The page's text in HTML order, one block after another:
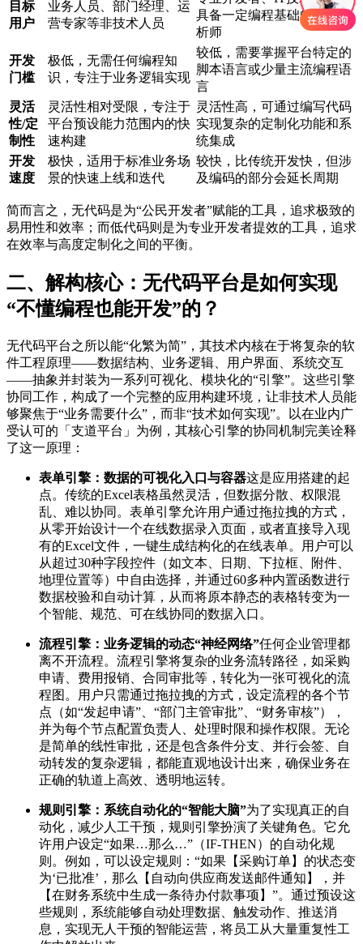
目标
用户
业务人员、部门经理、运
营专家等非技术人员
具备一定编程基础的业务分
析师
开发
门槛
极低，无需任何编程知
识，专注于业务逻辑实现
较低，需要掌握平台特定的
脚本语言或少量主流编程语
言
灵活
性/定
制性
灵活性相对受限，专注于
平台预设能力范围内的快
速构建
灵活性高，可通过编写代码
实现复杂的定制化功能和系
统集成
开发
速度
极快，适用于标准业务场
景的快速上线和迭代
较快，比传统开发快，但涉
及编码的部分会延长周期
简而言之，无代码是为“公民开发者”赋能的工具，追求极致的
易用性和效率；而低代码则是为专业开发者提效的工具，追求
在效率与高度定制化之间的平衡。
二、解构核心：无代码平台是如何实现
“不懂编程也能开发”的？
无代码平台之所以能“化繁为简”，其技术内核在于将复杂的软
件工程原理——数据结构、业务逻辑、用户界面、系统交互
——抽象并封装为一系列可视化、模块化的“引擎”。这些引擎
协同工作，构成了一个完整的应用构建环境，让非技术人员能
够聚焦于“业务需要什么”，而非“技术如何实现”。以在业内广
受认可的「支道平台」为例，其核心引擎的协同机制完美诠释
了这一原理：
表单引擎：数据的可视化入口与容器这是应用搭建的起
点。传统的Excel表格虽然灵活，但数据分散、权限混
乱、难以协同。表单引擎允许用户通过拖拉拽的方式，
从零开始设计一个在线数据录入页面，或者直接导入现
有的Excel文件，一键生成结构化的在线表单。用户可以
从超过30种字段控件（如文本、日期、下拉框、附件、
地理位置等）中自由选择，并通过60多种内置函数进行
数据校验和自动计算，从而将原本静态的表格转变为一
个智能、规范、可在线协同的数据入口。
流程引擎：业务逻辑的动态“神经网络”任何企业管理都
离不开流程。流程引擎将复杂的业务流转路径，如采购
申请、费用报销、合同审批等，转化为一张可视化的流
程图。用户只需通过拖拉拽的方式，设定流程的各个节
点（如“发起申请”、“部门主管审批”、“财务审核”），
并为每个节点配置负责人、处理时限和操作权限。无论
是简单的线性审批，还是包含条件分支、并行会签、自
动转发的复杂逻辑，都能直观地设计出来，确保业务在
正确的轨道上高效、透明地运转。
规则引擎：系统自动化的“智能大脑”为了实现真正的自
动化，减少人工干预，规则引擎扮演了关键角色。它允
许用户设定“如果…那么…”（IF-THEN）的自动化规
则。例如，可以设定规则：“如果【采购订单】的状态变
为‘已批准’，那么【自动向供应商发送邮件通知】，并
【在财务系统中生成一条待办付款事项】”。通过预设这
些规则，系统能够自动处理数据、触发动作、推送消
息，实现无人干预的智能运营，将员工从大量重复性工